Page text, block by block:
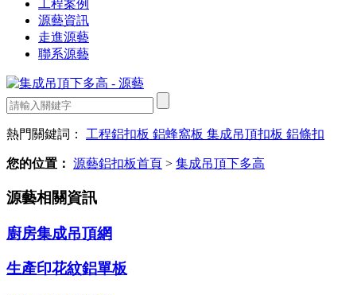
工程案例
源藝資訊
走進源藝
聯系源藝
熱門關鍵詞： 工程鋁扣板 鋁蜂窩板 集成吊頂扣板 鋁條扣
您的位置： 源藝鋁扣板首頁 > 集成吊頂下多高
源藝相關資訊
廚房集成吊頂網
生產印花紋鋁單板